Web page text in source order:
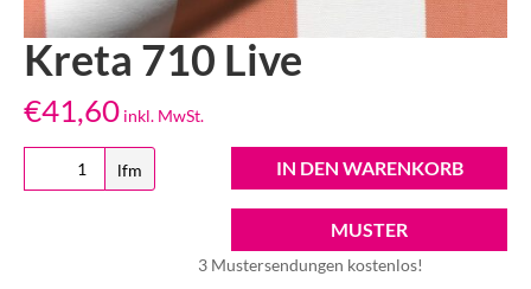
Kreta 710 Live
€41,60 inkl. MwSt.
710
lfm IN DEN WARENKORB
MUSTER
3 Mustersendungen kostenlos!